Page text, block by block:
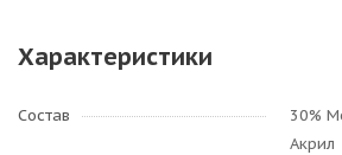
Характеристики
Состав
30%
Акрил